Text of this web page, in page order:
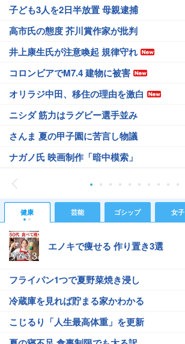
子ども3人を2日半放置 母親逮捕
高市氏の態度 芥川賞作家が批判
井上康生氏が注意喚起 規律守れ
コロンビアでM7.4 建物に被害
オリラジ中田、移住の理由を激白
ニシダ 筋力はラグビー選手並み
さんま 夏の甲子園に苦言し物議
ナガノ氏 映画制作「暗中模索」
健康 芸能 ゴシップ 女子
エノキで痩せる 作り置き3選
フライパン1つで夏野菜焼き浸し
冷蔵庫を見れば貯まる家かわかる
こじるり「人生最高体重」を更新